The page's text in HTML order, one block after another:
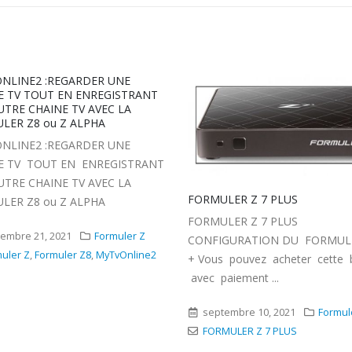
Z 7 PLUS
DU FORMULER Z 7
pouvez acheter cette box
:COMMENT COUPLER UN
BLUETOOTH A VOTRE
MYTVONLINE1 MYTVONLINE2
:COMMENT COUPLER UN
BLUETOOTH A VOTRE
pour coupler un appareil
septembre 22, 2021
Formuler Z,MYTVONLINE1
MYTVONLINE2